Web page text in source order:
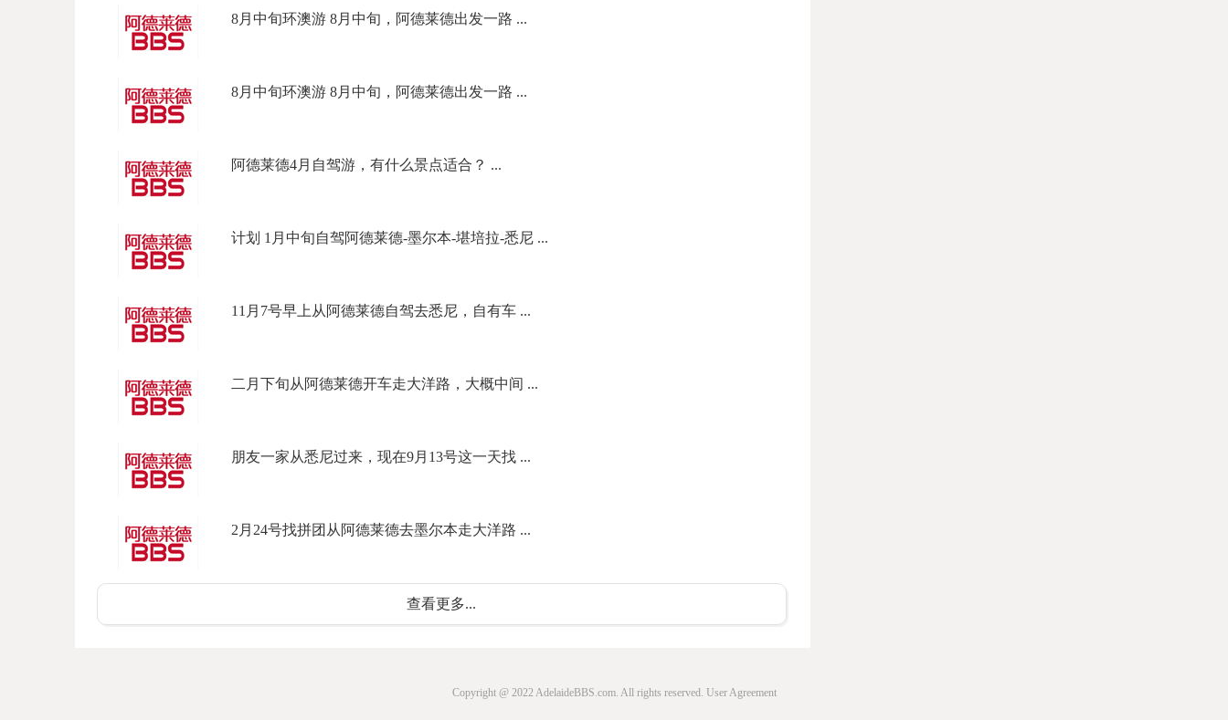
8月中旬环澳游 8月中旬，阿德莱德出发一路 ...
8月中旬环澳游 8月中旬，阿德莱德出发一路 ...
阿德莱德4月自驾游，有什么景点适合？ ...
计划 1月中旬自驾阿德莱德-墨尔本-堪培拉-悉尼 ...
11月7号早上从阿德莱德自驾去悉尼，自有车 ...
二月下旬从阿德莱德开车走大洋路，大概中间 ...
朋友一家从悉尼过来，现在9月13号这一天找 ...
2月24号找拼团从阿德莱德去墨尔本走大洋路 ...
查看更多...
Copyright @ 2022 AdelaideBBS.com. All rights reserved. User Agreement